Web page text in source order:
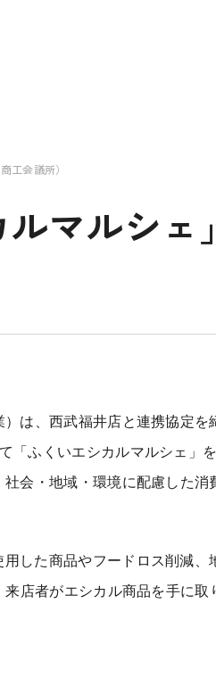
工会議所）
マルシェ
は、西武福井店と連携協定を
「ふくいエシカルマルシェ」
会・地域・環境に配慮した消
した商品やフードロス削減、
店者がエシカル商品を手に取